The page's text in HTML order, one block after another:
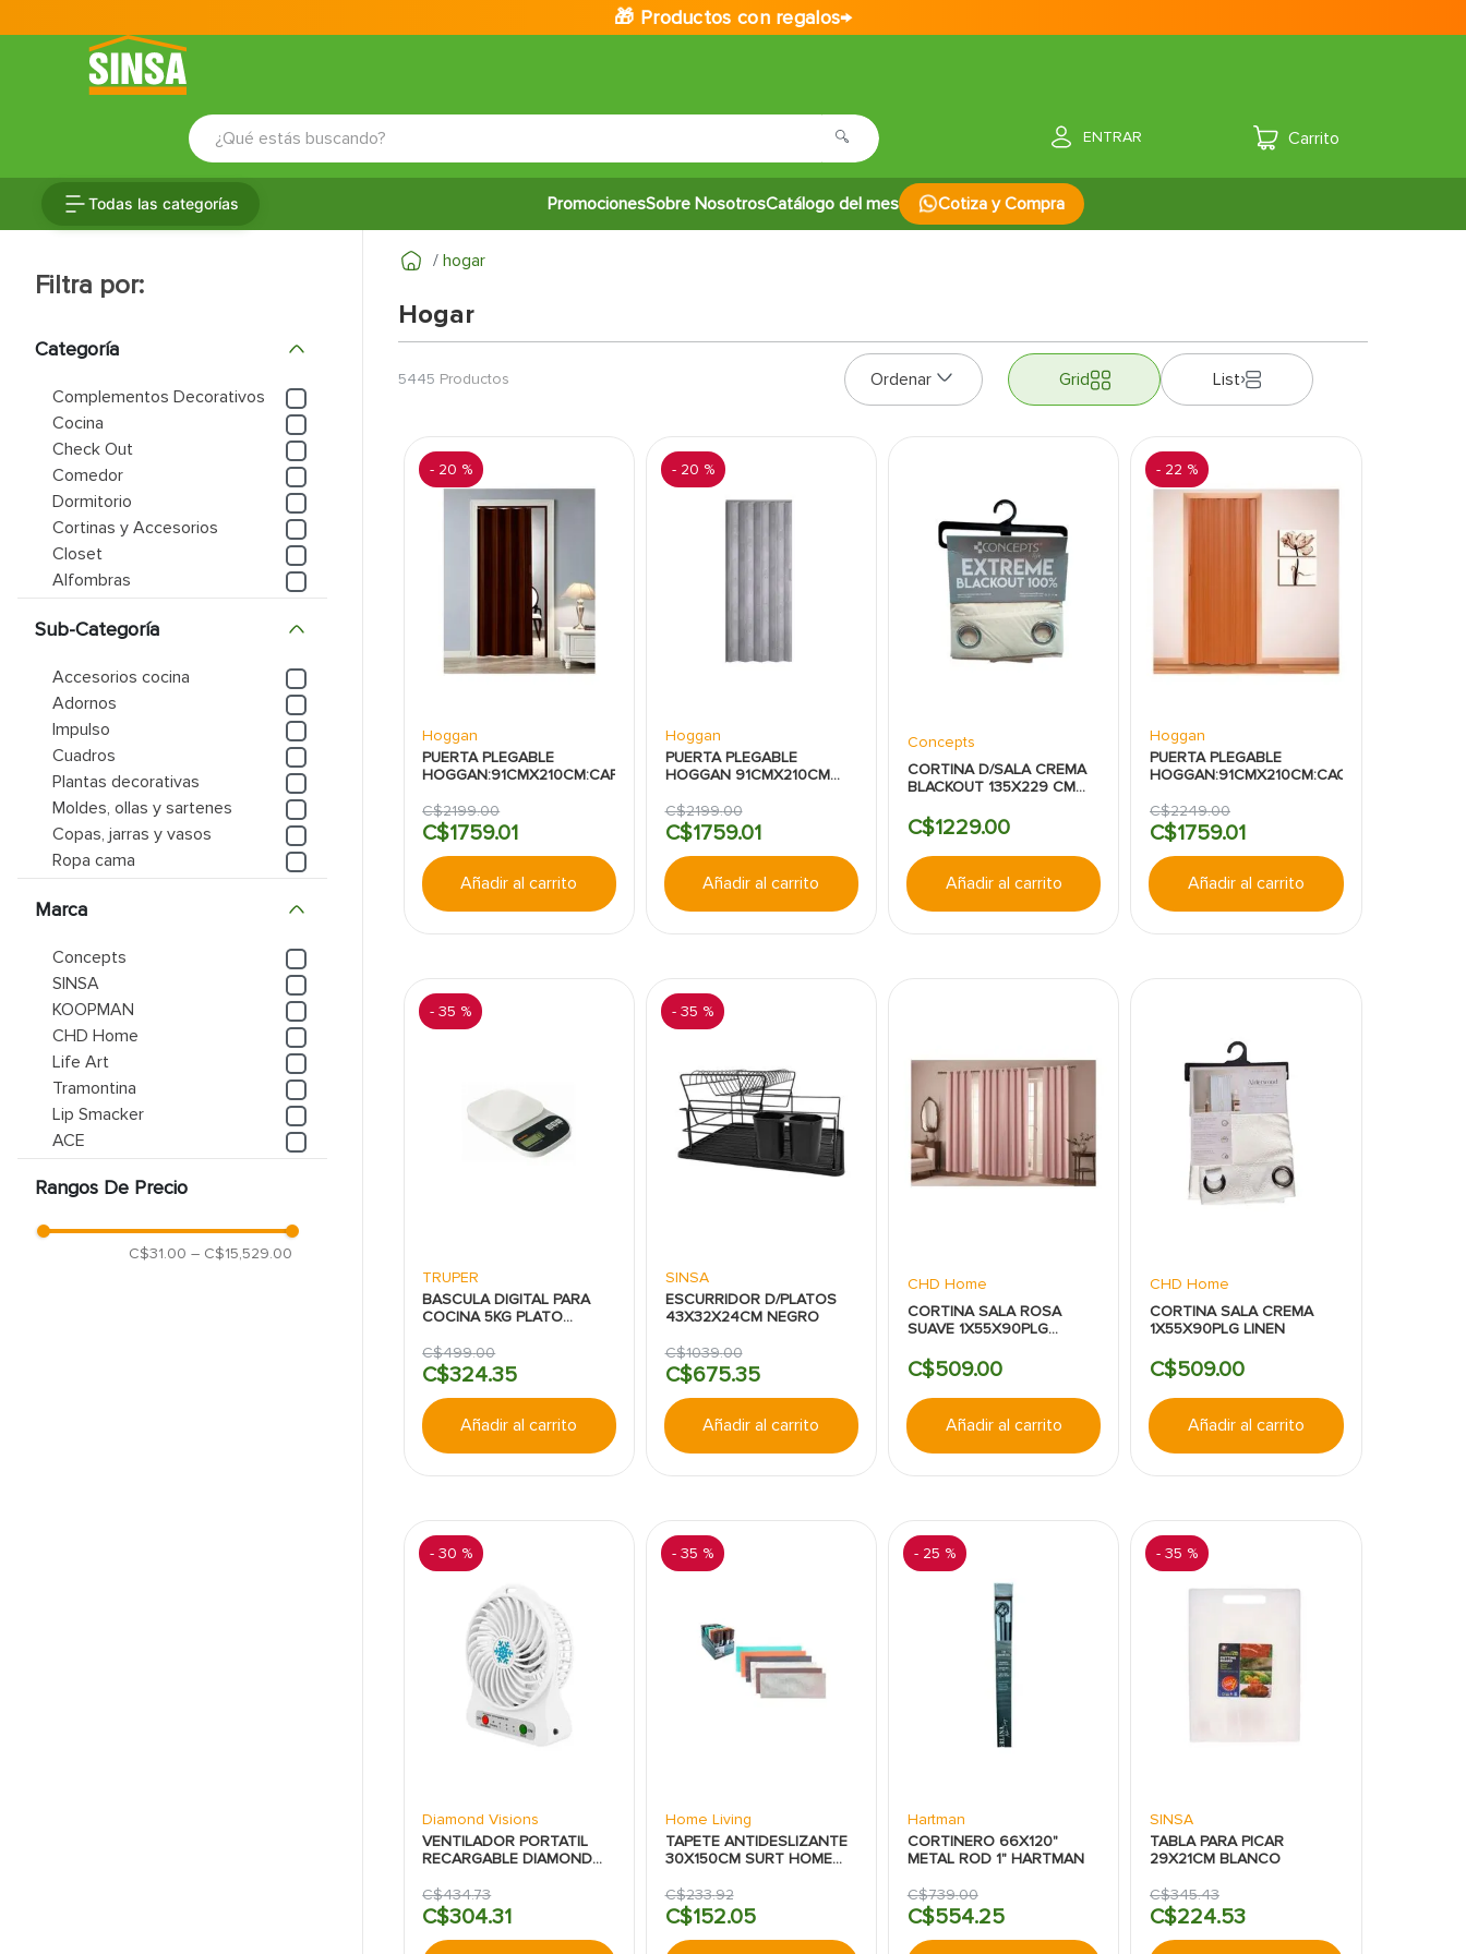
🎁 Productos con regalos→
¿Qué estás buscando?
ENTRAR
Todas las categorías PromocionesSobre NosotrosCatálogo del mes Cotiza y Compra
Categoría
Complementos Decorativos
Cocina
Check Out
Comedor
Dormitorio
Cortinas y Accesorios
Closet
Alfombras
Sub-Categoría
Accesorios cocina
Adornos
Impulso
Cuadros
Plantas decorativas
Moldes, ollas y sartenes
Copas, jarras y vasos
Ropa cama
Cojines
Marca
Concepts
SINSA
KOOPMAN
CHD Home
Life Art
Tramontina
Lip Smacker
ACE
Diamond Visions
Mostrar 231 más
Rangos De Precio
C$31.00 – C$15,529.00
hogar
Hogar
5445 Productos Grid List
- 20 %
Hoggan
PUERTA PLEGABLE
HOGGAN:91CMX210CM:CAFÉ:TIVOLI
C$2199.00
C$1759.01
Añadir al carrito
- 20 %
Hoggan
PUERTA PLEGABLE
HOGGAN 91CMX210CM
C$2199.00
C$1759.01
Añadir al carrito
Concepts
CORTINA D/SALA CREMA
BLACKOUT 135X229 CM
C$1229.00
Añadir al carrito
- 22 %
Hoggan
PUERTA PLEGABLE
HOGGAN:91CMX210CM:CAOBA:TIVOLI
C$2249.00
C$1759.01
Añadir al carrito
- 35 %
TRUPER
BASCULA DIGITAL PARA
COCINA 5KG PLATO
C$499.00
C$324.35
Añadir al carrito
- 35 %
SINSA
ESCURRIDOR D/PLATOS
43X32X24CM NEGRO
C$1039.00
C$675.35
Añadir al carrito
CHD Home
CORTINA SALA ROSA
SUAVE 1X55X90PLG
C$509.00
Añadir al carrito
CHD Home
CORTINA SALA CREMA
1X55X90PLG LINEN
C$509.00
Añadir al carrito
- 30 %
Diamond Visions
VENTILADOR PORTATIL
RECARGABLE DIAMOND
C$434.73
C$304.31
- 35 %
Home Living
TAPETE ANTIDESLIZANTE
30X150CM SURT HOME
C$233.92
C$152.05
- 25 %
Hartman
CORTINERO 66X120"
METAL ROD 1" HARTMAN
C$739.00
C$554.25
-35 %
SINSA
TABLA PARA PICAR
29X21CM BLANCO
C$345.43
C$224.53
9.
puerta